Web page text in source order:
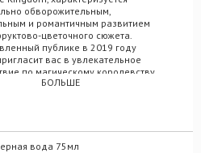
обворожительным,
и романтичным развитием
цветочного сюжета.
публике в 2019 году
вас в увлекательное
по магическому королевству,
женщина сможет
принцессой или королевой,
мотивами. В составе
невесомые
БОЛЬШЕ
вода 75мл